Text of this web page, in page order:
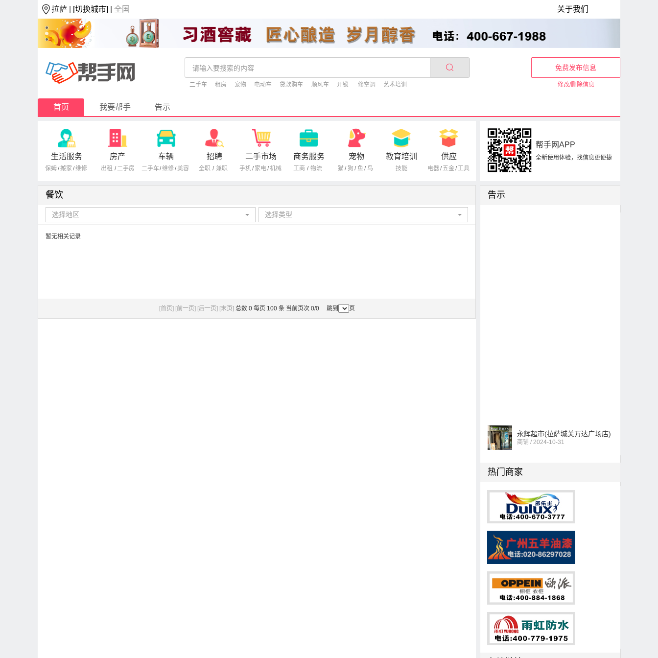
拉萨 | [切换城市] |全国 关于我们
二手车 租房 宠物 电动车 贷款购车 顺风车 开锁 修空调 艺术培训
免费发布信息
修改/删除信息
首页 我要帮手 告示
生活服务
保姆/搬家 /维修
房产
出租 /二手房
车辆
二手车/维修/美容
招聘
全职 / 兼职
二手市场
手机/ 家电/机械
商务服务
工商 / 物流
宠物
猫/ 狗 / 鱼 / 鸟
教育培训
技能
供应
电器/五金/工具
帮手网APP
全新使用体验，找信息更便捷
餐饮
选择地区 选择类型
暂无相关记录
[首页] [前一页] [后一页] [末页] 总数 0 每页 100 条 当前页次 0/0 跳到 页
告示
永辉超市(拉萨城关万达广场店)
商铺 / 2024-10-31
热门商家